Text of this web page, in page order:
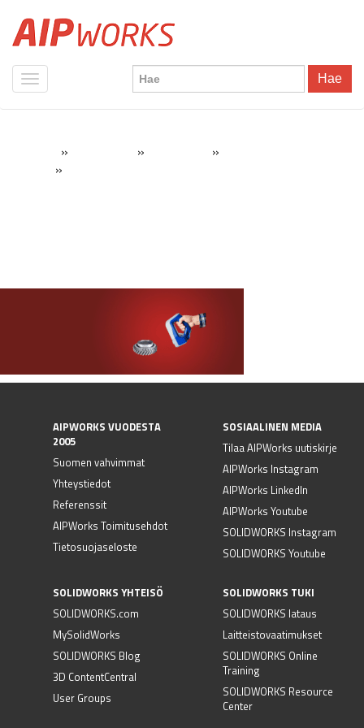
Hae
» » »
»
AIPWORKS VUODESTA
2005
Suomen vahvimmat
Yhteystiedot
Referenssit
AIPWorks Toimitusehdot
Tietosuojaseloste
SOSIAALINEN MEDIA
Tilaa AIPWorks uutiskirje
AIPWorks Instagram
AIPWorks LinkedIn
AIPWorks Youtube
SOLIDWORKS Instagram
SOLIDWORKS Youtube
SOLIDWORKS YHTEISÖ
SOLIDWORKS.com
MySolidWorks
SOLIDWORKS Blog
3D ContentCentral
User Groups
SOLIDWORKS TUKI
SOLIDWORKS lataus
Laitteistovaatimukset
SOLIDWORKS Online
Training
SOLIDWORKS Resource
Center